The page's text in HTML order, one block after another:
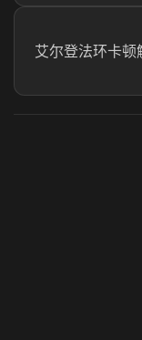
艾尔登法环卡